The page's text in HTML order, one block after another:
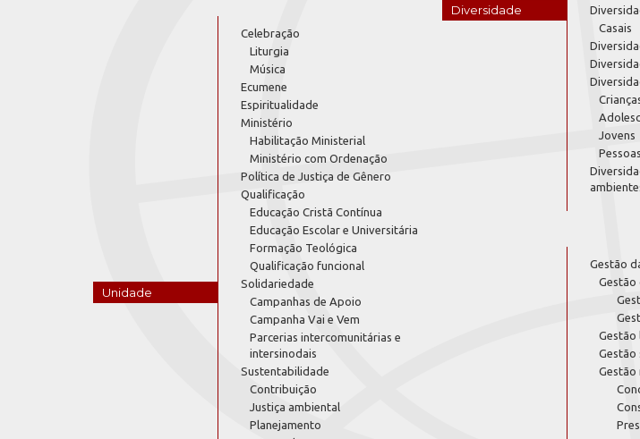
Unidade
Celebração
Liturgia
Música
Ecumene
Espiritualidade
Ministério
Habilitação Ministerial
Ministério com Ordenação
Política de Justiça de Gênero
Qualificação
Educação Cristã Contínua
Educação Escolar e Universitária
Formação Teológica
Qualificação funcional
Solidariedade
Campanhas de Apoio
Campanha Vai e Vem
Parcerias intercomunitárias e
intersinodais
Sustentabilidade
Contribuição
Justiça ambiental
Planejamento
Diversidade
Casais
Jovens
Gestão
Gestão
Gestão
Gestão
Gestão